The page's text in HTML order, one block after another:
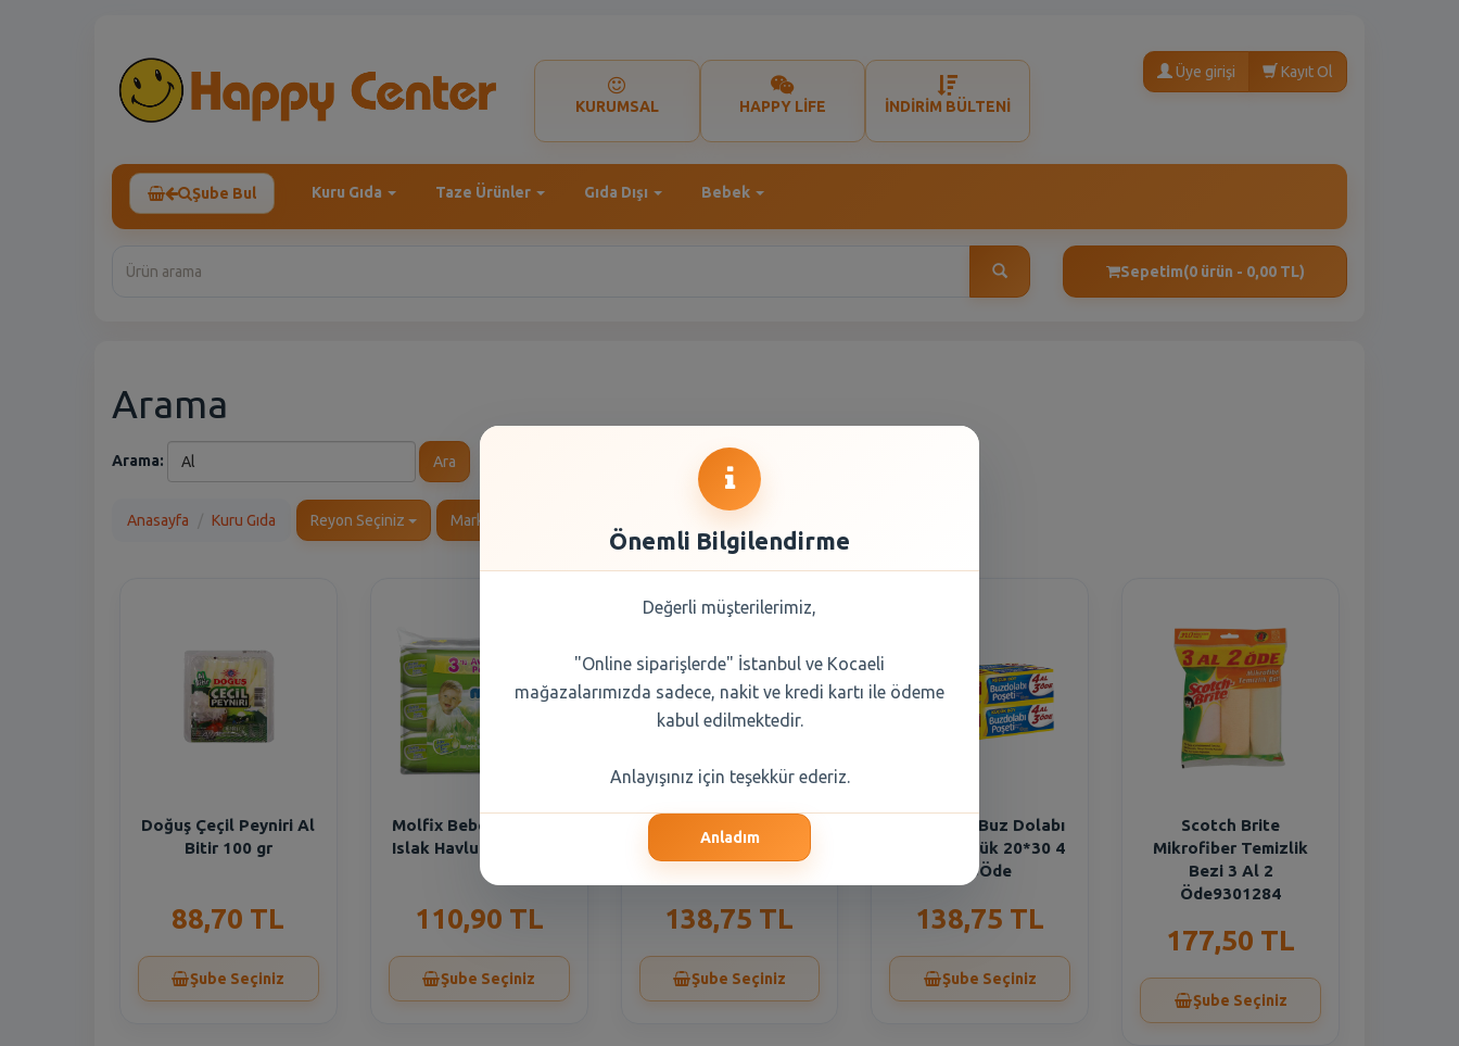
KURUMSAL HAPPY LİFE İNDİRİM BÜLTENİ
Üye girişi Kayıt Ol
Şube Bul Kuru Gıda Taze Ürünler Gıda Dışı Bebek
Sepetim(0 ürün - 0,00 TL)
Arama
Arama: Ara
Anasayfa Kuru Gıda Reyon Seçiniz Marka Seçiniz
Doğuş Çeçil Peyniri Al
Bitir 100 gr
88,70 TL
Şube Seçiniz
Molfix Bebe Losyonlu
Islak Havlu 3 Al 2 Öde
110,90 TL
Şube Seçiniz
Poşeti Büyük 4 Al 3
138,75 TL
Şube Seçiniz
Koroplast Buz Dolabı
Poşeti Küçük 20*30 4
Al 3Öde
138,75 TL
Şube Seçiniz
Scotch Brite
Mikrofiber Temizlik
Bezi 3 Al 2
Öde9301284
177,50 TL
Şube Seçiniz
Önemli Bilgilendirme
Değerli müşterilerimiz,
"Online siparişlerde" İstanbul ve Kocaeli
mağazalarımızda sadece, nakit ve kredi kartı ile ödeme
kabul edilmektedir.
Anlayışınız için teşekkür ederiz.
Anladım